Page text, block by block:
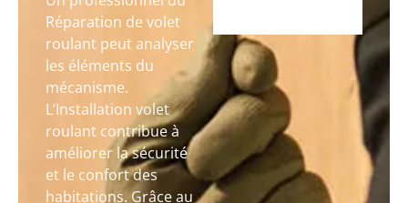
Réparation de volet
roulant peut analyser
les éléments du
mécanisme.
L’Installation volet
roulant contribue à
améliorer la sécurité
et le confort des
habitations. Grâce au